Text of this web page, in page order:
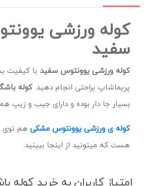
کوله ورزشی
سفید
کوله ورزشی یوونتوس سفید با کیفیت
پریماشاپ براحتی انجام دهید.کوله
بسیار جا دار بوده و دارای جیب و زیپ
کوله ی ورزشی یوونتوس مشکی هم توی
هست که میتونید از اینجا ببینید.
امتیاز کاربران به خرید کوله